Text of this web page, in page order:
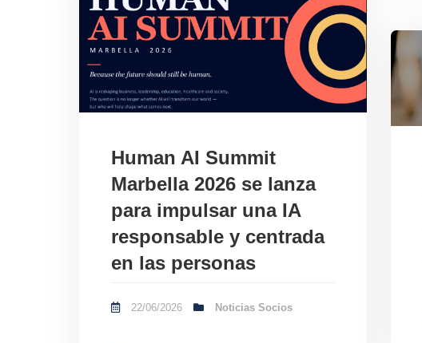
Human AI Summit
Marbella 2026 se lanza
para impulsar una IA
responsable y centrada
en las personas
22/06/2026 Noticias Socios